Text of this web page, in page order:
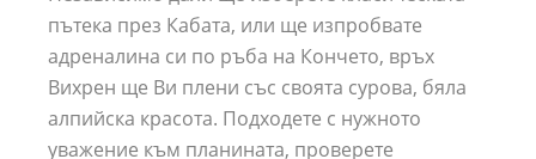
пътека през Кабата, или ще изпробвате
адреналина си по ръба на Кончето, връх
Вихрен ще Ви плени със своята сурова, бяла
алпийска красота. Подходете с нужното
уважение към планината, проверете